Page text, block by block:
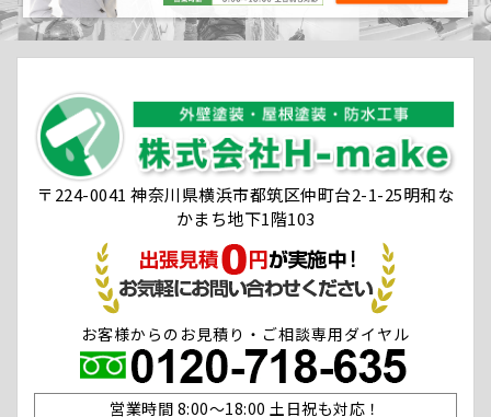
〒224-0041 神奈川県横浜市都筑区仲町台2-1-25明和な
かまち地下1階103
お客様からのお見積り・ご相談専用ダイヤル
営業時間 8:00〜18:00 土日祝も対応！